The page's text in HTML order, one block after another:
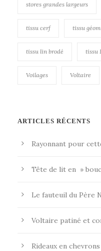
stores grandes largeurs
tissu cerf tissu
tissu lin brodé tissu
Voilages Voltaire
ARTICLES RÉCENTS
Rayonnant pour
Tête de lit en »
Le fauteuil du Père
Voltaire patiné et
Rideaux en